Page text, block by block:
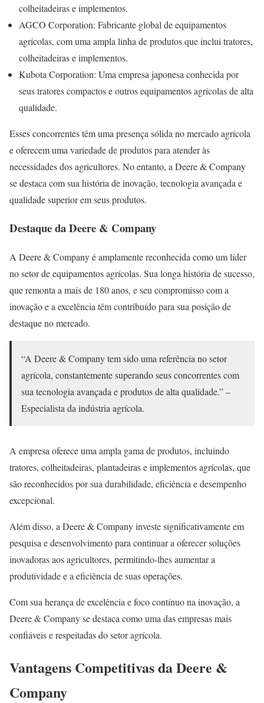
colheitadeiras e implementos.
AGCO Corporation: Fabricante global de equipamentos
agrícolas, com uma ampla linha de produtos que inclui tratores,
colheitadeiras e implementos.
Kubota Corporation: Uma empresa japonesa conhecida por
seus tratores compactos e outros equipamentos agrícolas de alta
qualidade.
Esses concorrentes têm uma presença sólida no mercado agrícola
e oferecem uma variedade de produtos para atender às
necessidades dos agricultores. No entanto, a Deere & Company
se destaca com sua história de inovação, tecnologia avançada e
qualidade superior em seus produtos.
Destaque da Deere & Company
A Deere & Company é amplamente reconhecida como um líder
no setor de equipamentos agrícolas. Sua longa história de sucesso,
que remonta a mais de 180 anos, e seu compromisso com a
inovação e a excelência têm contribuído para sua posição de
destaque no mercado.
“A Deere & Company tem sido uma referência no setor
agrícola, constantemente superando seus concorrentes com
sua tecnologia avançada e produtos de alta qualidade.” –
Especialista da indústria agrícola.
A empresa oferece uma ampla gama de produtos, incluindo
tratores, colheitadeiras, plantadeiras e implementos agrícolas, que
são reconhecidos por sua durabilidade, eficiência e desempenho
excepcional.
Além disso, a Deere & Company investe significativamente em
pesquisa e desenvolvimento para continuar a oferecer soluções
inovadoras aos agricultores, permitindo-lhes aumentar a
produtividade e a eficiência de suas operações.
Com sua herança de excelência e foco contínuo na inovação, a
Deere & Company se destaca como uma das empresas mais
confiáveis e respeitadas do setor agrícola.
Vantagens Competitivas da Deere &
Company